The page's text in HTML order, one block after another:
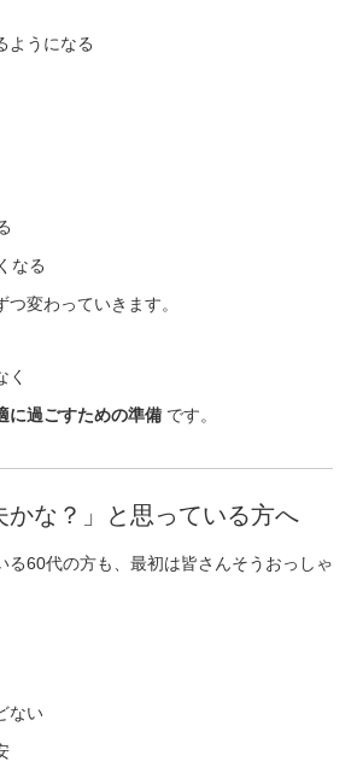
ようになる
なる
変わっていきます。
く
に過ごすための準備 です。
かな？」と思っている方へ
る60代の方も、最初は皆さんそうおっしゃ
ない